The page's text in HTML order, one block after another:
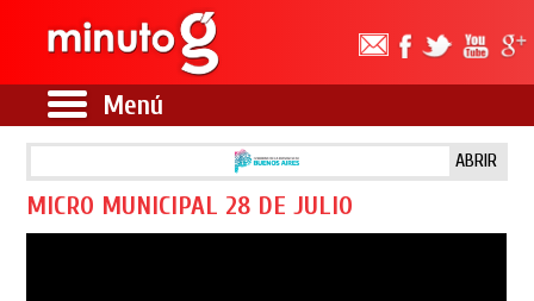
Menú
ABRIR
MICRO MUNICIPAL 28 DE JULIO